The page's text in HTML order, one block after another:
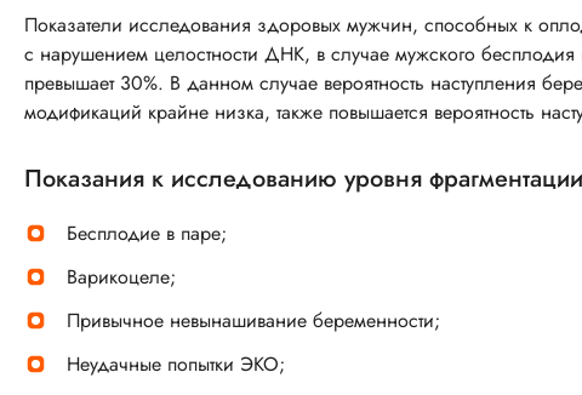
Показатели исследования здоровых мужчин, способных к
с нарушением целостности ДНК, в случае мужского бесплодия
превышает 30%. В данном случае вероятность наступления
модификаций крайне низка, также повышается вероятность
Показания к исследованию уровня
Бесплодие в паре;
Варикоцеле;
Привычное невынашивание беременности;
Неудачные попытки ЭКО;